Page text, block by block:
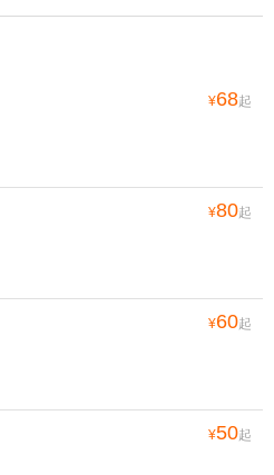
¥68起
¥80起
¥60起
¥50起